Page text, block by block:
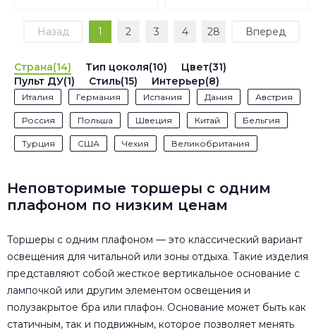
Назад 1 2 3 4 28 Вперед
Страна(14) Тип цоколя(10)
Цвет(31)
Пульт ДУ(1)
Стиль(15) Интерьер(8)
Италия Германия Испания Дания Австрия
Россия Польша Швеция Китай Бельгия
Турция США Чехия Великобритания
Неповторимые торшеры с одним
плафоном по низким ценам
Торшеры с одним плафоном — это классический вариант
освещения для читальной или зоны отдыха. Такие изделия
представляют собой жесткое вертикальное основание с
лампочкой или другим элементом освещения и
полузакрытое бра или плафон. Основание может быть как
статичным, так и подвижным, которое позволяет менять